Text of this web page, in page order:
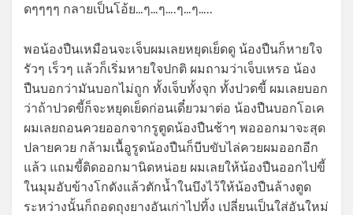
ดๆๆๆๆ กลายเป็นโอ้ย…ๆ…ๆ….ๆ…ๆ…..
พอน้องปืนเหมือนจะเจ็บผมเลยหยุดเย็ดดู น้องปืนก็หายใจ
รัวๆ เร็วๆ แล้วก็เริ่มหายใจปกติ ผมถามว่าเจ็บเหรอ น้อง
ปืนบอกว่ามันบอกไม่ถูก ทั้งเจ็บทั้งจุก ทั้งปวดขี้ ผมเลยบอก
ว่าถ้าปวดขี้ก็จะหยุดเย็ดก่อนเดี๋ยวมาต่อ น้องปืนบอกโอเค
ผมเลยถอนควยออกจากรูตูดน้องปืนช้าๆ พอออกมาจะสุด
ปลายควย กล้ามเนื้อูรูดน้องปืนก็บีบขับไล่ควยผมออกอีก
แล้ว แถมขี้ติดออกมานิดหน่อย ผมเลยให้น้องปืนออกไปขี้
ในมุมอับข้างโกดังแล้วตักน้ำในบึงไว้ให้น้องปืนล้างตูด
ระหว่างนั้นก็ถอดถุงยางอันเก่าไปทิ้ง เปลี่ยนเป็นใส่อันใหม่